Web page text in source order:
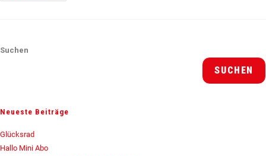
Suchen
SUCHEN
Neueste Beiträge
Glücksrad
Hallo Mini Abo